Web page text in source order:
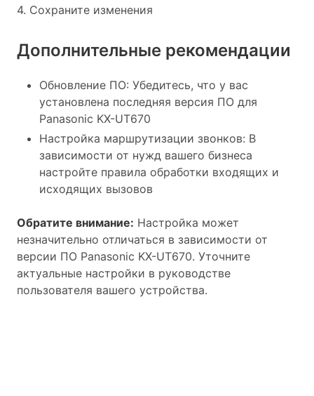
4. Сохраните изменения
Дополнительные рекомендации
Обновление ПО: Убедитесь, что у вас
установлена последняя версия ПО для
Panasonic KX-UT670
Настройка маршрутизации звонков: В
зависимости от нужд вашего бизнеса
настройте правила обработки входящих и
исходящих вызовов
Обратите внимание: Настройка может
незначительно отличаться в зависимости от
версии ПО Panasonic KX-UT670. Уточните
актуальные настройки в руководстве
пользователя вашего устройства.